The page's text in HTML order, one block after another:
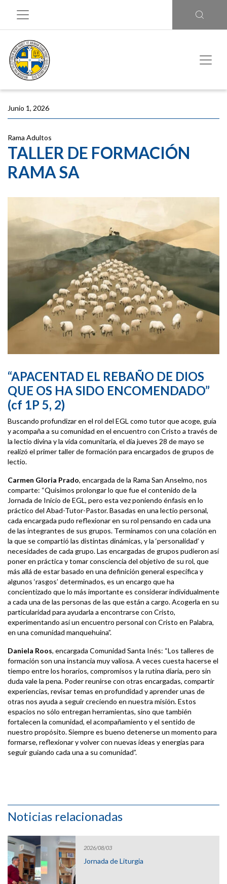
Junio 1, 2026
Rama Adultos
TALLER DE FORMACIÓN
RAMA SA
“APACENTAD EL REBAÑO DE DIOS
QUE OS HA SIDO ENCOMENDADO”
(cf 1P 5, 2)
Buscando profundizar en el rol del EGL como tutor que acoge, guía
y acompaña a su comunidad en el encuentro con Cristo a través de
la lectio divina y la vida comunitaria, el día jueves 28 de mayo se
realizó el primer taller de formación para encargados de grupos de
lectio.
Carmen Gloria Prado, encargada de la Rama San Anselmo, nos
comparte: “Quisimos prolongar lo que fue el contenido de la
Jornada de Inicio de EGL, pero esta vez poniendo énfasis en lo
práctico del Abad-Tutor-Pastor. Basadas en una lectio personal,
cada encargada pudo reflexionar en su rol pensando en cada una
de las integrantes de sus grupos. Terminamos con una colación en
la que se compartió las distintas dinámicas, y la ‘personalidad’ y
necesidades de cada grupo. Las encargadas de grupos pudieron así
poner en práctica y tomar consciencia del objetivo de su rol, que
más allá de estar basado en una definición general específica y
algunos ‘rasgos’ determinados, es un encargo que ha
concientizado que lo más importante es considerar individualmente
a cada una de las personas de las que están a cargo. Acogerla en su
particularidad para ayudarla a encontrarse con Cristo,
experimentando así un encuentro personal con Cristo en Palabra,
en una comunidad manquehuina”.
Daniela Roos, encargada Comunidad Santa Inés: “Los talleres de
formación son una instancia muy valiosa. A veces cuesta hacerse el
tiempo entre los horarios, compromisos y la rutina diaria, pero sin
duda vale la pena. Poder reunirse con otras encargadas, compartir
experiencias, revisar temas en profundidad y aprender unas de
otras nos ayuda a seguir creciendo en nuestra misión. Estos
espacios no sólo entregan herramientas, sino que también
fortalecen la comunidad, el acompañamiento y el sentido de
nuestro propósito. Siempre es bueno detenerse un momento para
formarse, reflexionar y volver con nuevas ideas y energías para
seguir guiando cada una a su comunidad”.
Noticias relacionadas
2026/08/03
Jornada de Liturgia